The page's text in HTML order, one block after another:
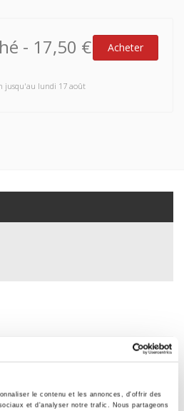
le contenu et les annonces, d'offrir des
et d'analyser notre trafic. Nous partageons
- 17,50 € Acheter
jusqu'au lundi 17 août